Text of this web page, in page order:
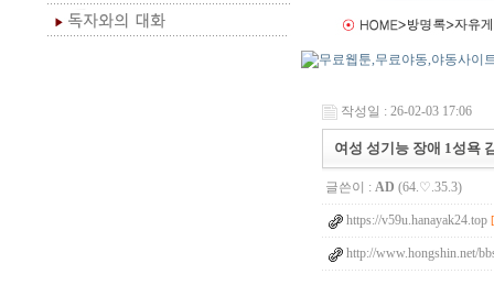
작성일 : 26-02-03 17:06
여성 성기능 장애 1성욕
글쓴이 : AD (64.♡.35.3)
https://v59u.hanayak24.top
http://www.hongshin.net/